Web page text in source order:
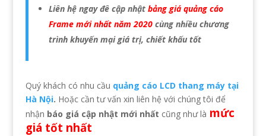
Liên hệ ngay đê cập nhật bảng giá quảng cáo
Frame mới nhất năm 2020cùng nhiều chương
trình khuyến mại giá trị, chiết khấu tốt
Quý khách có nhu cầu quảng cáo LCD thang máy tại
Hà Nội. Hoặc cần tư vấn xin liên hệ với chúng tôi để
nhận báo giá cập nhật mới nhất cũng như là mức
giá tốt nhất